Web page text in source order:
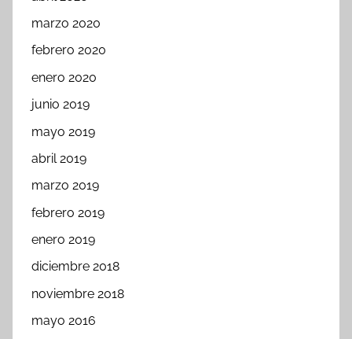
marzo 2020
febrero 2020
enero 2020
junio 2019
mayo 2019
abril 2019
marzo 2019
febrero 2019
enero 2019
diciembre 2018
noviembre 2018
mayo 2016